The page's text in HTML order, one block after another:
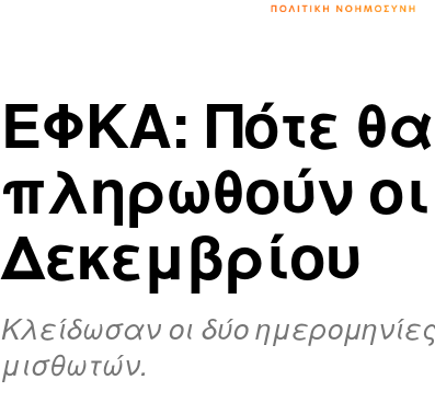
ΕΦΚΑ: Πότε θα
πληρωθούν
Δεκεμβρίου
Κλείδωσαν οι δύο
μισθωτών.